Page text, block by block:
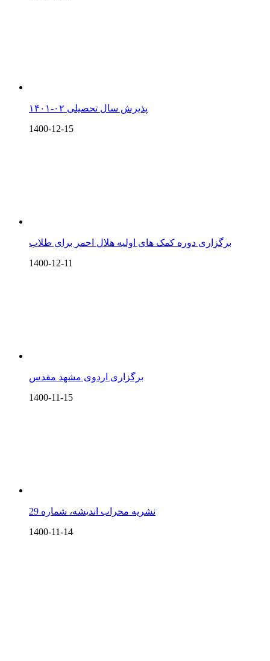
پذیرش سال تحصیلی ۰۲-۱۴۰۱
1400-12-15
برگزاری دوره کمک های اولیه هلال احمر برای طلاب
1400-12-11
برگزاری اردوی مشهد مقدس
1400-11-15
نشریه محراب اندیشه، شماره 29
1400-11-14